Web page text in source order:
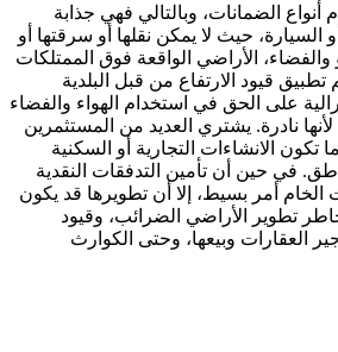
الضمانات، وبالتالي فهي جذابة
حيث لا يمكن نقلها أو سرقتها أو
الأراضي الواقعة فوق الممتلكات
قيود الارتفاع من قبل البلدية
على الحق في استخدام الهواء والفضاء
نادرة. يشتري العديد من المستثمرين
تكون الانشاءات التجارية أو السكنية
في حين أن تأمين التدفقات النقدية
الخام أمر بسيط، إلا أن تطويرها قد يكون
تطوير الأراضي الضرائب، وقيود
العقارات وبيعها، وحتى الكوارث